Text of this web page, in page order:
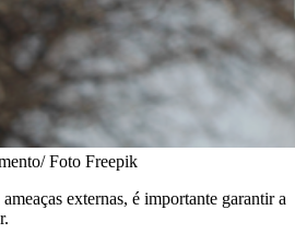
Foto Freepik
externas, é importante garantir a